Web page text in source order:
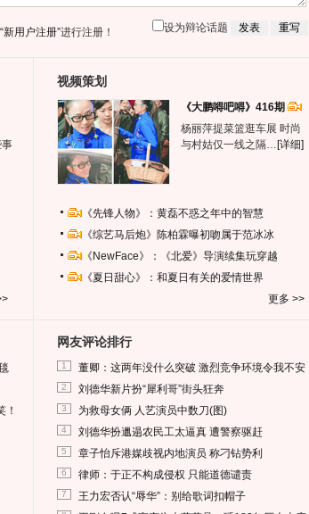
“新用户注册”进行注册！ 设为辩论话题
视频策划
《大鹏嘚吧嘚》416期
杨丽萍提菜篮逛车展 时尚
与村姑仅一线之隔… [详细]
《先锋人物》：黄磊不惑之年中的智慧
《综艺马后炮》陈柏霖曝初吻属于范冰冰
《NewFace》：《北爱》导演续集玩穿越
《夏日甜心》：和夏日有关的爱情世界
更多 >>
！
网友评论排行
1 董卿：这两年没什么突破 激烈竞争环境令我不安
2 刘德华新片扮“犀利哥”街头狂奔
3 为救母女俩 人艺演员中数刀(图)
4 刘德华扮邋遢农民工太逼真 遭警察驱赶
5 章子怡斥港媒歧视内地演员 称刁钻势利
6 律师：于正不构成侵权 只能道德谴责
7 王力宏否认“辱华”：别给歌词扣帽子